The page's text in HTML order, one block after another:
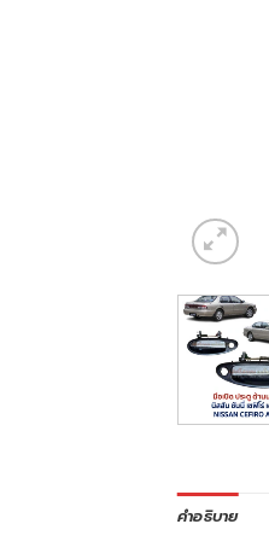
คำอธิบาย